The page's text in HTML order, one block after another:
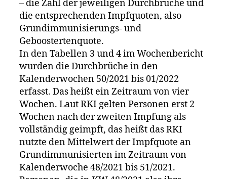
– die Zahl der jeweiligen Durchbrüche und
die entsprechenden Impfquoten, also
Grundimmunisierungs- und
Geboostertenquote.
In den Tabellen 3 und 4 im Wochenbericht
wurden die Durchbrüche in den
Kalenderwochen 50/2021 bis 01/2022
erfasst. Das heißt ein Zeitraum von vier
Wochen. Laut RKI gelten Personen erst 2
Wochen nach der zweiten Impfung als
vollständig geimpft, das heißt das RKI
nutzte den Mittelwert der Impfquote an
Grundimmunisierten im Zeitraum von
Kalenderwoche 48/2021 bis 51/2021.